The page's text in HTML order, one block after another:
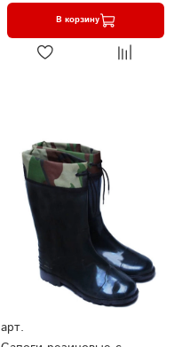
В корзину
арт.